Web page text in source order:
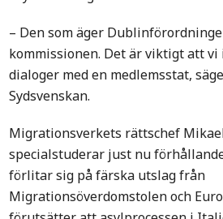
– Den som äger
kommissionen. Det är viktigt att
dialoger med en medlemsstat,
Sydsvenskan.
Migrationsverkets rättschef
specialstuderar just nu
förlitar sig på färska utslag från
Migrationsöverdomstolen och